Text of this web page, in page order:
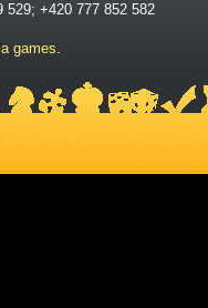
529; +420 777 852 582
games.